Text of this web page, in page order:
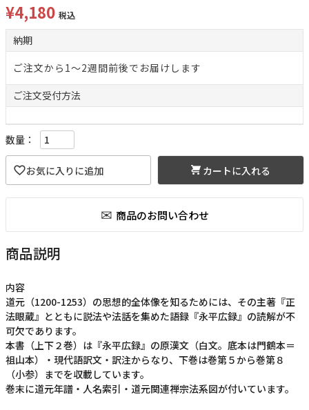
¥4,180 税込
納期
ご注文から1～2週間前後でお届けします
ご注文受付方法
カートに入れる
商品説明
内容
道元（1200-1253）の思想的全体像を知るためには、その主著『正
法眼蔵』とともに説法や法話を集めた語録『永平広録』の読解が不
可欠であります。
本書（上下２巻）は『永平広録』の原漢文（白文。底本は門鶴本＝
祖山本）・現代語訳文・訳注からなり、下巻は巻第５から巻第８
（小参）までを収載しています。
巻末に道元年譜・人名索引・道元関連禅宗法系図が付いています。